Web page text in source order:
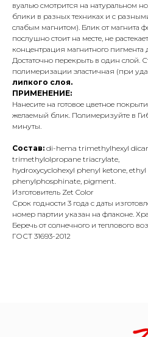
вуалью смотрится на натуральном
блики в разных техниках и с
слабым магнитом). Блик от магнита
послушно стоит на месте, не
концентрация магнитного пигмента
Достаточно перекрыть в один слой.
полимеризации эластичная (при
липкого слоя.
ПРИМЕНЕНИЕ:
Нанесите на готовое цветное
желаемый блик. Полимеризуйте в
минуты.
Состав: di-hema trimethylhexyl
trimethylolpropane triacrylate,
hydroxycyclohexyl phenyl ketone,
phenylphosphinate, pigment.
Изготовитель Zet Color
Срок годности 3 года с даты
номер партии указан на флаконе.
Беречь от солнечного и теплового
ГОСТ 31693-2012